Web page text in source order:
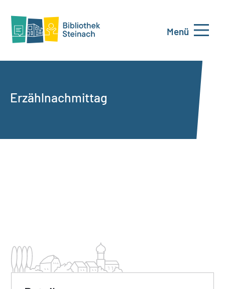
Menü
Erzählnachmittag